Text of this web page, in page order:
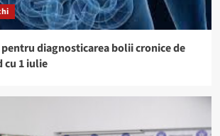
diagnosticarea bolii cronice de
cu 1 iulie